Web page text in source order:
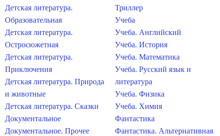
Детская литература.
Образовательная
Детская литература.
Остросюжетная
Детская литература.
Приключения
Детская литература. Природа
и животные
Детская литература. Сказки
Документальное
Документальное. Прочее
Триллер
Учеба
Учеба. Английский
Учеба. История
Учеба. Математика
Учеба. Русский язык и
литература
Учеба. Физика
Учеба. Химия
Фантастика
Фантастика. Альтернативная